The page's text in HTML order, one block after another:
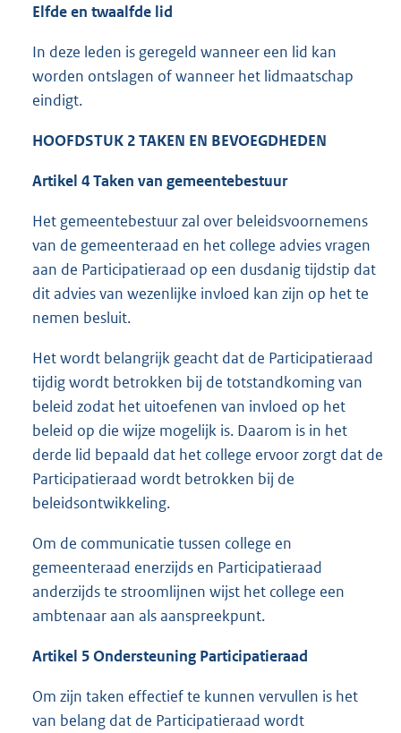
Elfde en twaalfde lid
In deze leden is geregeld wanneer een lid kan
worden ontslagen of wanneer het lidmaatschap
eindigt.
HOOFDSTUK 2 TAKEN EN BEVOEGDHEDEN
Artikel 4 Taken van gemeentebestuur
Het gemeentebestuur zal over beleidsvoornemens
van de gemeenteraad en het college advies vragen
aan de Participatieraad op een dusdanig tijdstip dat
dit advies van wezenlijke invloed kan zijn op het te
nemen besluit.
Het wordt belangrijk geacht dat de Participatieraad
tijdig wordt betrokken bij de totstandkoming van
beleid zodat het uitoefenen van invloed op het
beleid op die wijze mogelijk is. Daarom is in het
derde lid bepaald dat het college ervoor zorgt dat de
Participatieraad wordt betrokken bij de
beleidsontwikkeling.
Om de communicatie tussen college en
gemeenteraad enerzijds en Participatieraad
anderzijds te stroomlijnen wijst het college een
ambtenaar aan als aanspreekpunt.
Artikel 5 Ondersteuning Participatieraad
Om zijn taken effectief te kunnen vervullen is het
van belang dat de Participatieraad wordt